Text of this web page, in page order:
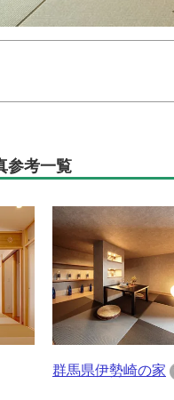
考一覧
群馬県伊勢崎の家